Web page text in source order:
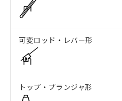
可変ロッド・レバー形
トップ・プランジャ形